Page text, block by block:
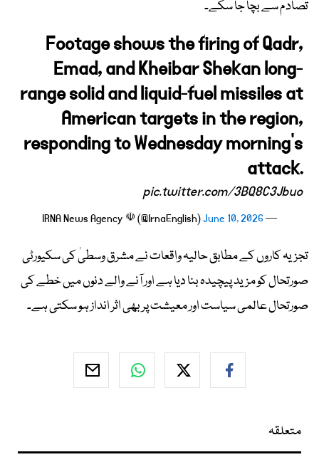
تصادم سے بچا جا سکے۔
Footage shows the firing of Qadr,
Emad, and Kheibar Shekan long-
range solid and liquid-fuel missiles at
American targets in the region,
responding to Wednesday morning's
attack.
pic.twitter.com/3BQ8C3Jbuo
— IRNA News Agency ☫ (@IrnaEnglish)
June 10, 2026
تجزیہ کاروں کے مطابق حالیہ واقعات نے مشرق وسطیٰ کی سکیورٹی
صورتحال کو مزید پیچیدہ بنا دیا ہے اور آنے والے دنوں میں خطے کی
صورتحال عالمی سیاست اور معیشت پر بھی اثر انداز ہو سکتی ہے۔
متعلقہ